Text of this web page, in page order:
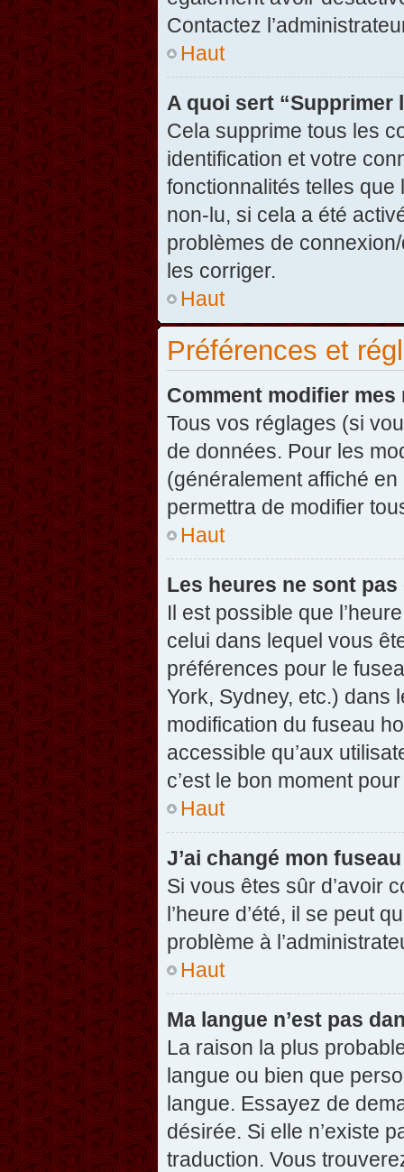
Contactez
Haut
A quoi sert “Supprimer
Cela supprime tous les
identification et votre
fonctionnalités telles que
non-lu, si cela a été
problèmes de
les corriger.
Haut
Préférences et
Comment modifier mes
Tous vos réglages (si
de données. Pour les
(généralement affiché
permettra de modifier
Haut
Les heures ne sont
Il est possible que
celui dans lequel vous
préférences pour le
York, Sydney, etc.) dans
modification du fuseau
accessible qu’aux
c’est le bon moment
Haut
J’ai changé mon
Si vous êtes sûr d’avoir
l’heure d’été, il se peut
problème à
Haut
Ma langue n’est pas
La raison la plus
langue ou bien que
langue. Essayez de
désirée. Si elle n’existe
traduction. Vous